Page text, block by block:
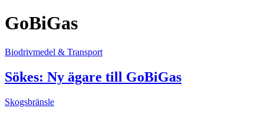
GoBiGas
Biodrivmedel & Transport
Sökes: Ny ägare till GoBiGas
Skogsbränsle